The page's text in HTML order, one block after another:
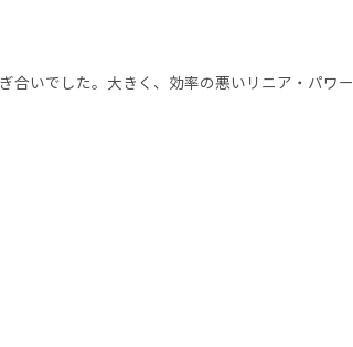
いでした。大きく、効率の悪いリニア・パワ